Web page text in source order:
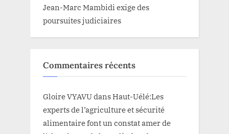
Jean-Marc Mambidi exige des
poursuites judiciaires
Commentaires récents
Gloire VYAVUdansHaut-Uélé:Les
experts de l’agriculture et sécurité
alimentaire font un constat amer de